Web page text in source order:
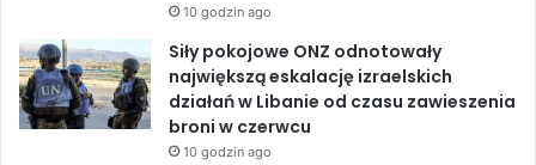
e
r
o
s
10 godzin ago
Siły pokojowe ONZ odnotowały
największą eskalację izraelskich
działań w Libanie od czasu zawieszenia
broni w czerwcu
10 godzin ago